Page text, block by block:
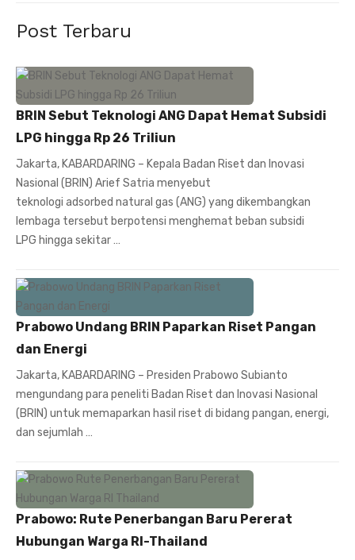
Post Terbaru
BRIN Sebut Teknologi ANG Dapat Hemat Subsidi
LPG hingga Rp 26 Triliun
Jakarta, KABARDARING – Kepala Badan Riset dan Inovasi
Nasional (BRIN) Arief Satria menyebut
teknologi adsorbed natural gas (ANG) yang dikembangkan
lembaga tersebut berpotensi menghemat beban subsidi
LPG hingga sekitar …
Prabowo Undang BRIN Paparkan Riset Pangan
dan Energi
Jakarta, KABARDARING – Presiden Prabowo Subianto
mengundang para peneliti Badan Riset dan Inovasi Nasional
(BRIN) untuk memaparkan hasil riset di bidang pangan, energi,
dan sejumlah …
Prabowo: Rute Penerbangan Baru Pererat
Hubungan Warga RI-Thailand